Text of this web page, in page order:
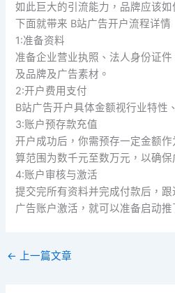
如此巨大的引流能力，品牌应该
下面就带来 B站广告开户流程详情
1:准备资料
准备企业营业执照、法人身份证
及品牌及广告素材。
2:开户费用支付
B站广告开户具体金额视行业特性
3:账户预存款充值
开户成功后，你需预存一定金额
算范围为数千元至数万元，以确保
4:账户审核与激活
提交完所有资料并完成付款后，
广告账户激活，就可以准备启动推
← 上一篇文章